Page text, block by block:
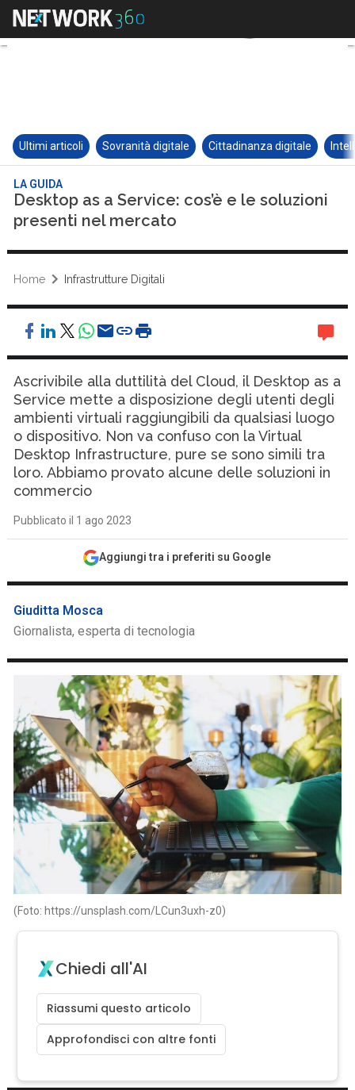
Ultimi articoli Sovranità digitale Cittadinanza digitale
LA GUIDA
Desktop as a Service: cos’è e le soluzioni
presenti nel mercato
Home Infrastrutture Digitali
Ascrivibile alla duttilità del Cloud, il Desktop as a
Service mette a disposizione degli utenti degli
ambienti virtuali raggiungibili da qualsiasi luogo
o dispositivo. Non va confuso con la Virtual
Desktop Infrastructure, pure se sono simili tra
loro. Abbiamo provato alcune delle soluzioni in
commercio
Pubblicato il 1 ago 2023
Aggiungi tra i preferiti su Google
Giuditta Mosca
Giornalista, esperta di tecnologia
(Foto: https://unsplash.com/LCun3uxh-z0)
Chiedi all'AI
Riassumi questo articolo
Approfondisci con altre fonti